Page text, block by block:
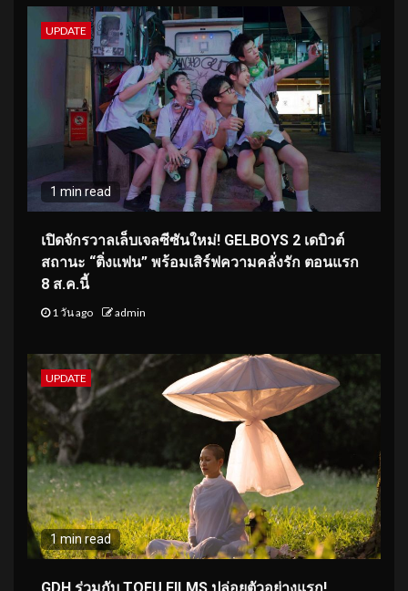
UPDATE
1 min read
เปิดจักรวาลเล็บเจลซีซันใหม่! GELBOYS 2 เดบิวต์
สถานะ “ติ่งแฟน” พร้อมเสิร์ฟความคลั่งรัก ตอนแรก
8 ส.ค.นี้
1 วัน ago admin
UPDATE
1 min read
GDH ร่วมกับ TOFU FILMS ปล่อยตัวอย่างแรก!